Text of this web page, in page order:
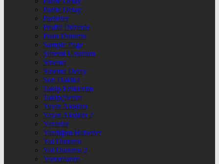
Parite Detay
Pariteler
Profili Düzenle
Puan Durumu
Sample Page
Şifremi Unuttum
Sinema
Sinema Detay
Son Dakika
Takip Ettiklerim
Takipçilerim
Yayın Akışları
Yayın Akışları 2
Yazarlar
Yazdığım Haberler
Yol Durumu
Yol Durumu 2
Yorumlarım